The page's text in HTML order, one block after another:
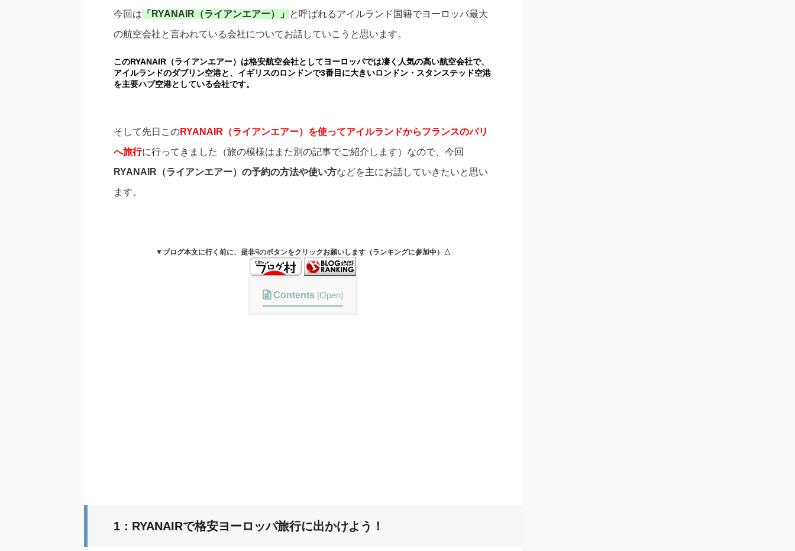
今回は 「RYANAIR（ライアンエアー）」
と呼ばれるアイルランド国籍でヨーロッパ最大
の航空会社と言われている会社についてお話していこうと思います。
このRYANAIR（ライアンエアー）は格安航空会社としてヨーロッパでは凄く人気の高い航空会社で、
アイルランドのダブリン空港と、イギリスのロンドンで3番目に大きいロンドン・スタンステッド空港
を主要ハブ空港としている会社です。
そして先日このRYANAIR（ライアンエアー）を使ってアイルランドからフランスのパリ
へ旅行に行ってきました（旅の模様はまた別の記事でご紹介します）なので、今回
RYANAIR（ライアンエアー）の予約の方法や使い方などを主にお話していきたいと思い
ます。
▼ブログ本文に行く前に、是非☟のボタンをクリックお願いします（ランキングに参加中）△
Contents [Open]
1：RYANAIRで格安ヨーロッパ旅行に出かけよう！